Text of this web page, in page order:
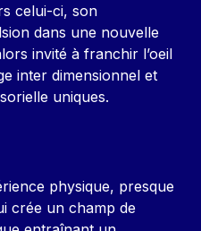
celui-ci, son
dans une nouvelle
invité à franchir l’oeil
inter dimensionnel et
uniques.
physique, presque
crée un champ de